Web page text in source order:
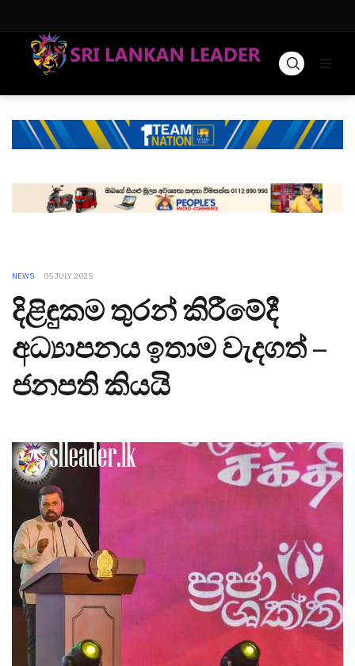
NEWS 05 JULY 2025
දිළිඳුකම තුරන් කිරීමේදී
අධ්‍යාපනය ඉතාම වැදගත් –
ජනපති කියයි